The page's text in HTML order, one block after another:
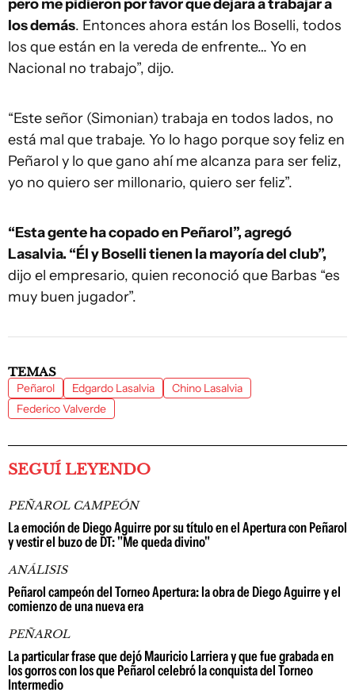
pero me pidieron por favor que dejara a trabajar a
los demás. Entonces ahora están los Boselli, todos
los que están en la vereda de enfrente… Yo en
Nacional no trabajo”, dijo.
“Este señor (Simonian) trabaja en todos lados, no
está mal que trabaje. Yo lo hago porque soy feliz en
Peñarol y lo que gano ahí me alcanza para ser feliz,
yo no quiero ser millonario, quiero ser feliz”.
“Esta gente ha copado en Peñarol”, agregó
Lasalvia. “Él y Boselli tienen la mayoría del club”,
dijo el empresario, quien reconoció que Barbas “es
muy buen jugador”.
TEMAS
Peñarol Edgardo Lasalvia
Chino Lasalvia
Federico Valverde
SEGUÍ LEYENDO
PEÑAROL CAMPEÓN
La emoción de Diego Aguirre por su título en el Apertura con Peñarol
y vestir el buzo de DT: "Me queda divino"
ANÁLISIS
Peñarol campeón del Torneo Apertura: la obra de Diego Aguirre y el
comienzo de una nueva era
PEÑAROL
La particular frase que dejó Mauricio Larriera y que fue grabada en
los gorros con los que Peñarol celebró la conquista del Torneo
Intermedio